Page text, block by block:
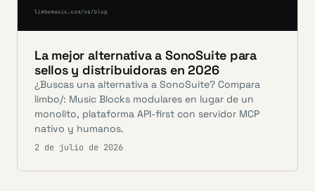
La mejor alternativa a SonoSuite para
sellos y distribuidoras en 2026
¿Buscas una alternativa a SonoSuite? Compara
limbo/: Music Blocks modulares en lugar de un
monolito, plataforma API-first con servidor MCP
nativo y humanos.
2 de julio de 2026